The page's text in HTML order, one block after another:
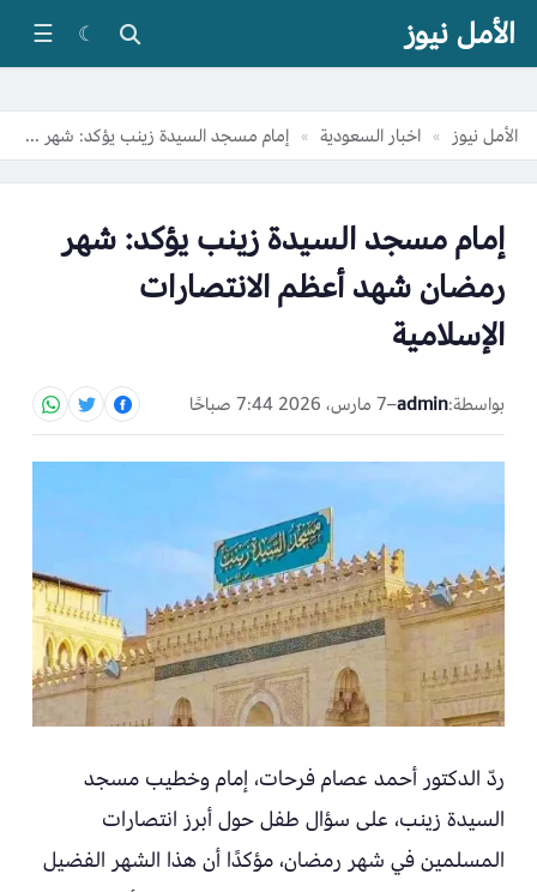
الأمل نيوز ☾
☰
الأمل نيوز » اخبار السعودية » إمام مسجد السيدة زينب يؤكد: شهر رمضان شهد أعظم الانتصارات الإسلامية
إمام مسجد السيدة زينب يؤكد: شهر
رمضان شهد أعظم الانتصارات
الإسلامية
بواسطة:admin
–7 مارس، 2026 7:44 صباحًا
ردّ الدكتور أحمد عصام فرحات، إمام وخطيب مسجد
السيدة زينب، على سؤال طفل حول أبرز انتصارات
المسلمين في شهر رمضان، مؤكدًا أن هذا الشهر الفضيل